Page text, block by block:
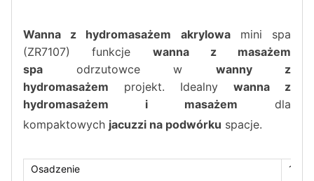
Wanna z hydromasażem akrylowamini spa
(ZR7107) funkcje wanna z masażem
spa odrzutowce w wanny z
hydromasażem projekt. Idealny wanna z
hydromasażem i masażem dla
kompaktowych jacuzzi na podwórku spacje.
Osadzenie 1